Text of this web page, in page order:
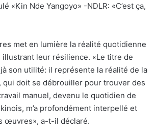
«Kin Nde Yangoyo» -NDLR: «C’est ça,
met en lumière la réalité quotidienne
leur résilience. «Le titre de
son utilité: il représente la réalité de la
qui doit se débrouiller pour trouver des
manuel, devenu le quotidien de
m’a profondément interpellé et
œuvres», a-t-il déclaré.